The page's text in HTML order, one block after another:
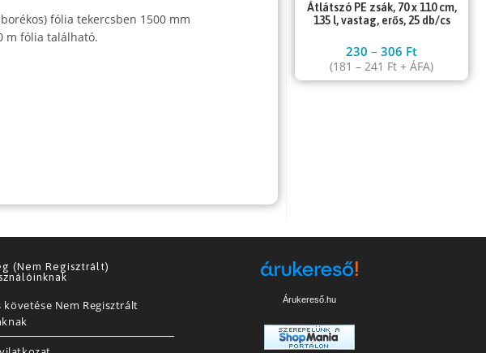
fólia tekercsben 1500 mm
m fólia található.
Átlátszó PE zsák, 70 x 110 cm,
135 l, vastag, erős, 25 db/cs
230–306 Ft
(181–241 Ft + ÁFA)
(nem Regisztrált)
követése Nem Regisztrált
Árukereső.hu